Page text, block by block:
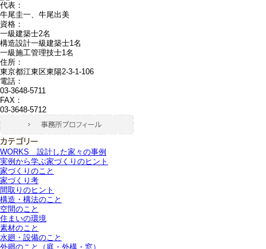
代表：
牛尾圭一、牛尾出美
資格：
一級建築士2名
構造設計一級建築士1名
一級施工管理技士1名
住所：
東京都江東区東陽2-3-1-106
電話：
03-3648-5711
FAX：
03-3648-5712
WORKS＿設計した家々の事例
実例から学ぶ家づくりのヒント
家づくりのこと
家づくり考
間取りのヒント
構造・構法のこと
空間のこと
住まいの環境
素材のこと
水廻・設備のこと
外廻のこと（庭・外構・窓）